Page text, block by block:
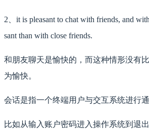
2、it is pleasant to chat with friends, and
sant than with close friends.
和朋友聊天是愉快的，而这种情形没有
为愉快。
会话是指一个终端用户与交互系统进行通
比如从输入账户密码进入操作系统到退